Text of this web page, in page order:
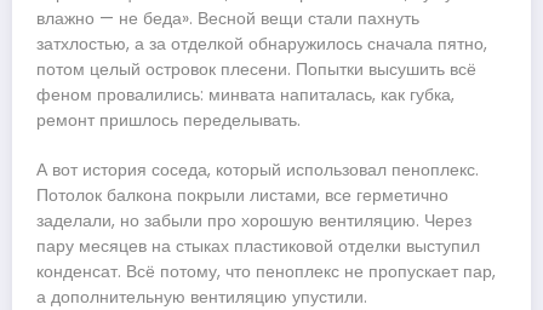
влажно — не беда». Весной вещи стали пахнуть
затхлостью, а за отделкой обнаружилось сначала пятно,
потом целый островок плесени. Попытки высушить всё
феном провалились: минвата напиталась, как губка,
ремонт пришлось переделывать.
А вот история соседа, который использовал пеноплекс.
Потолок балкона покрыли листами, все герметично
заделали, но забыли про хорошую вентиляцию. Через
пару месяцев на стыках пластиковой отделки выступил
конденсат. Всё потому, что пеноплекс не пропускает пар,
а дополнительную вентиляцию упустили.